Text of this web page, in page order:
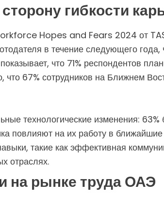
гибкости
Hopes and Fears 2024 от
в течение следующего
что 71% респондентов
67% сотрудников на Ближнем
технологические изменения:
повлияют на их работу в
такие как эффективная
отраслях.
на рынке труда ОАЭ